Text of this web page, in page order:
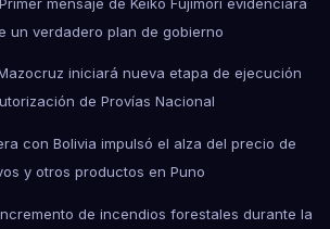
un verdadero plan de gobierno
iniciará nueva etapa de ejecución
de Provías Nacional
con Bolivia impulsó el alza del precio de
y otros productos en Puno
de incendios forestales durante la